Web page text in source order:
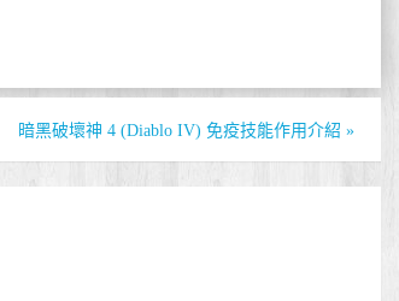
暗黑破壞神 4 (Diablo IV) 免疫技能作用介紹 »